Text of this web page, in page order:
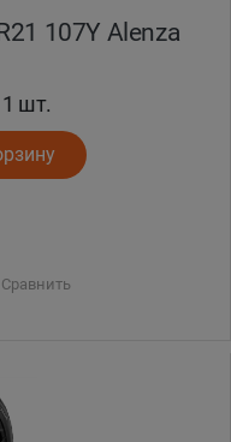
107Y Alenza
шт.
Сравнить